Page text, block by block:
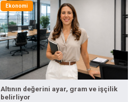
Ekonomi
Altının değerini ayar, gram ve işçilik
belirliyor